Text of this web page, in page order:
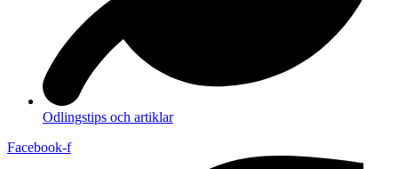
Odlingstips och artiklar
Facebook-f